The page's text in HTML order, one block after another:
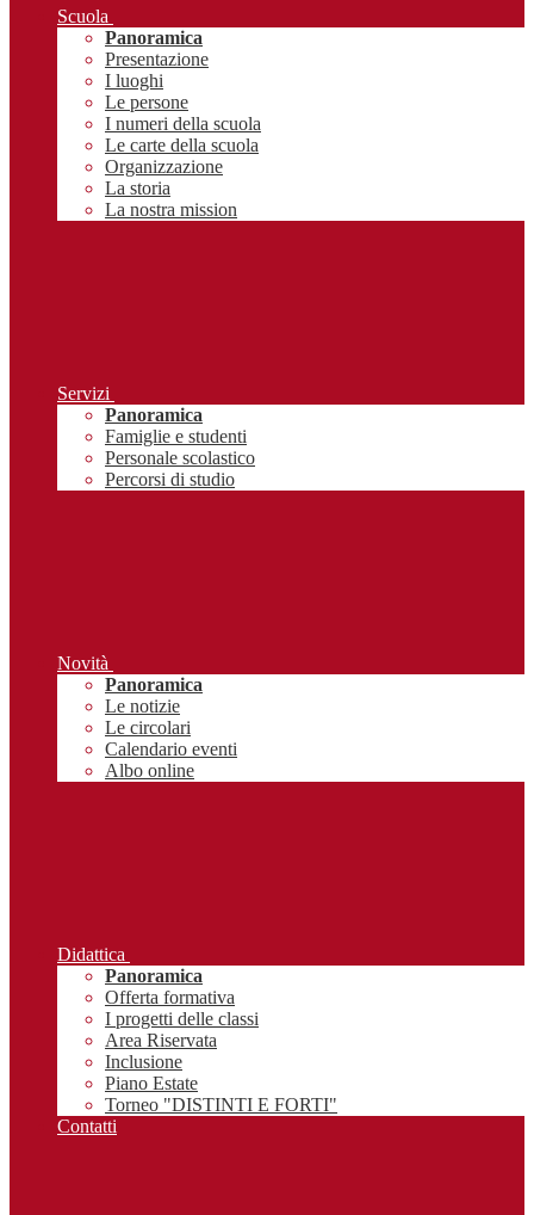
Scuola
Panoramica
Presentazione
I luoghi
Le persone
I numeri della scuola
Le carte della scuola
Organizzazione
La storia
La nostra mission
Servizi
Panoramica
Famiglie e studenti
Personale scolastico
Percorsi di studio
Novità
Panoramica
Le notizie
Le circolari
Calendario eventi
Albo online
Didattica
Panoramica
Offerta formativa
I progetti delle classi
Area Riservata
Inclusione
Piano Estate
Torneo "DISTINTI E FORTI"
Contatti